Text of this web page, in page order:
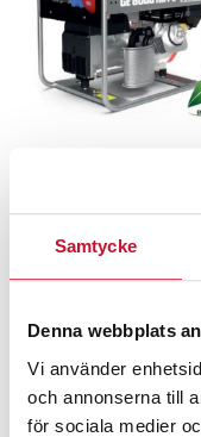
Samtycke
Denna webbplats
Vi använder
och annonserna till
för sociala medier
Elverk bensin
Mosa GE 8000
29,600.00kr Exkl.